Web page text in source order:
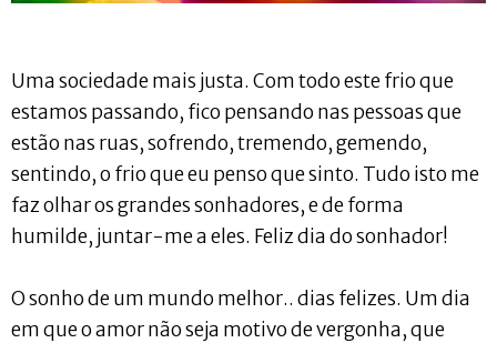
Uma sociedade mais justa. Com todo este frio que
estamos passando, fico pensando nas pessoas que
estão nas ruas, sofrendo, tremendo, gemendo,
sentindo, o frio que eu penso que sinto. Tudo isto me
faz olhar os grandes sonhadores, e de forma
humilde, juntar-me a eles. Feliz dia do sonhador!
O sonho de um mundo melhor.. dias felizes. Um dia
em que o amor não seja motivo de vergonha, que